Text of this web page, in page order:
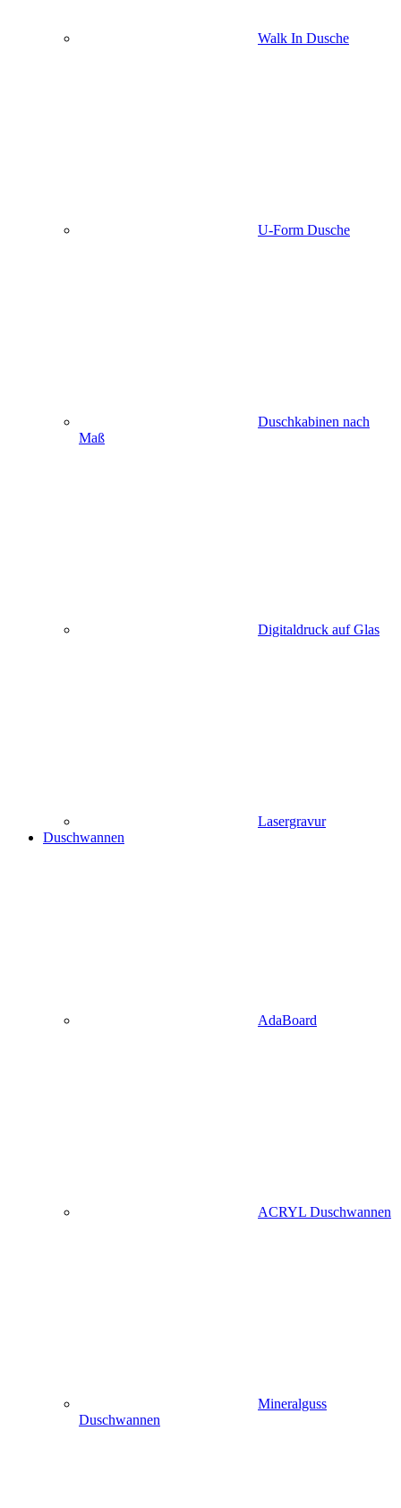
Walk In Dusche
U-Form Dusche
Duschkabinen nach
Maß
Digitaldruck auf Glas
Lasergravur
Duschwannen
AdaBoard
ACRYL Duschwannen
Mineralguss
Duschwannen